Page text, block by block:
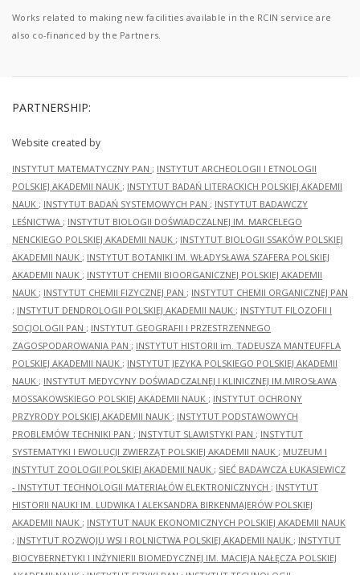
Works related to making new facilities available in the RCIN service are
also co-financed by the Partners.
PARTNERSHIP:
Website created by
INSTYTUT MATEMATYCZNY PAN ; INSTYTUT ARCHEOLOGII I ETNOLOGII
POLSKIEJ AKADEMII NAUK ; INSTYTUT BADAŃ LITERACKICH POLSKIEJ AKADEMII
NAUK ; INSTYTUT BADAŃ SYSTEMOWYCH PAN ; INSTYTUT BADAWCZY
LEŚNICTWA ; INSTYTUT BIOLOGII DOŚWIADCZALNEJ IM. MARCELEGO
NENCKIEGO POLSKIEJ AKADEMII NAUK ; INSTYTUT BIOLOGII SSAKÓW POLSKIEJ
AKADEMII NAUK ; INSTYTUT BOTANIKI IM. WŁADYSŁAWA SZAFERA POLSKIEJ
AKADEMII NAUK ; INSTYTUT CHEMII BIOORGANICZNEJ POLSKIEJ AKADEMII
NAUK ; INSTYTUT CHEMII FIZYCZNEJ PAN ; INSTYTUT CHEMII ORGANICZNEJ PAN
; INSTYTUT DENDROLOGII POLSKIEJ AKADEMII NAUK ; INSTYTUT FILOZOFII I
SOCJOLOGII PAN ; INSTYTUT GEOGRAFII I PRZESTRZENNEGO
ZAGOSPODAROWANIA PAN ; INSTYTUT HISTORII im. TADEUSZA MANTEUFFLA
POLSKIEJ AKADEMII NAUK ; INSTYTUT JĘZYKA POLSKIEGO POLSKIEJ AKADEMII
NAUK ; INSTYTUT MEDYCYNY DOŚWIADCZALNEJ I KLINICZNEJ IM.MIROSŁAWA
MOSSAKOWSKIEGO POLSKIEJ AKADEMII NAUK ; INSTYTUT OCHRONY
PRZYRODY POLSKIEJ AKADEMII NAUK ; INSTYTUT PODSTAWOWYCH
PROBLEMÓW TECHNIKI PAN ; INSTYTUT SLAWISTYKI PAN ; INSTYTUT
SYSTEMATYKI I EWOLUCJI ZWIERZĄT POLSKIEJ AKADEMII NAUK ; MUZEUM I
INSTYTUT ZOOLOGII POLSKIEJ AKADEMII NAUK ; SIEĆ BADAWCZA ŁUKASIEWICZ
- INSTYTUT TECHNOLOGII MATERIAŁÓW ELEKTRONICZNYCH ; INSTYTUT
HISTORII NAUKI IM. LUDWIKA I ALEKSANDRA BIRKENMAJERÓW POLSKIEJ
AKADEMII NAUK ; INSTYTUT NAUK EKONOMICZNYCH POLSKIEJ AKADEMII NAUK
; INSTYTUT ROZWOJU WSI I ROLNICTWA POLSKIEJ AKADEMII NAUK ; INSTYTUT
BIOCYBERNETYKI I INŻYNIERII BIOMEDYCZNEJ IM. MACIEJA NAŁĘCZA POLSKIEJ